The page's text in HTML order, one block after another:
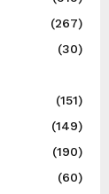
(267)
(30)
(151)
(149)
(190)
(60)